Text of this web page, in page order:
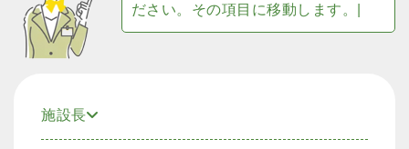
ださ い。 その項目 に移動 し ます 。
施設長